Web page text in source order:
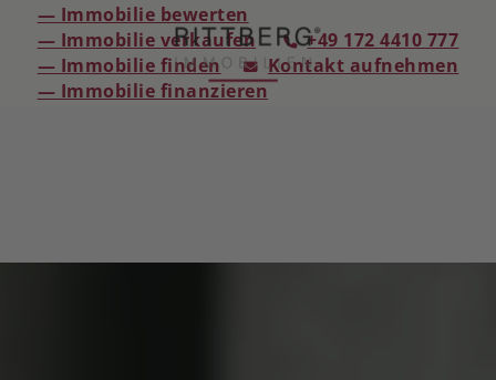
— Immobilie bewerten
— Immobilie verkaufen
— Immobilie finden
— Immobilie finanzieren
+49 172 4410 777
Kontakt aufnehmen